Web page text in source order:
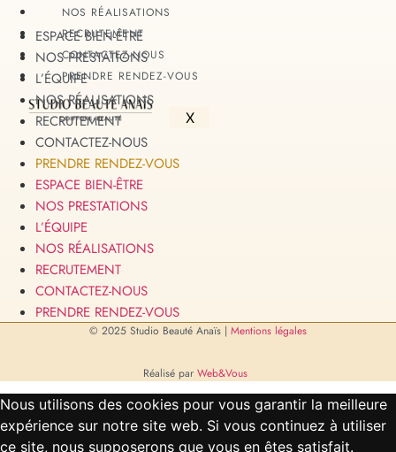
NOS RÉALISATIONS
RECRUTEMENT
CONTACTEZ-NOUS
PRENDRE RENDEZ-VOUS
X
ESPACE BIEN-ÊTRE
NOS PRESTATIONS
L’ÉQUIPE
NOS RÉALISATIONS
RECRUTEMENT
CONTACTEZ-NOUS
PRENDRE RENDEZ-VOUS
ESPACE BIEN-ÊTRE
NOS PRESTATIONS
L’ÉQUIPE
NOS RÉALISATIONS
RECRUTEMENT
CONTACTEZ-NOUS
PRENDRE RENDEZ-VOUS
© 2025 Studio Beauté Anaïs | Mentions légales
Réalisé par Web&Vous
Nous utilisons des cookies pour vous garantir la meilleure
expérience sur notre site web. Si vous continuez à utiliser
ce site, nous supposerons que vous en êtes satisfait.